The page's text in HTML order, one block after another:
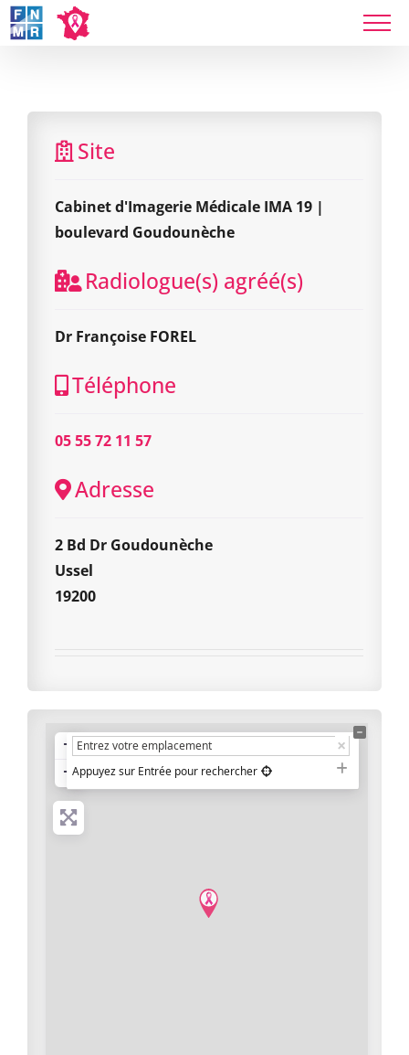
Skip
to
Site
Cabinet d'Imagerie Médicale IMA 19 |
boulevard Goudounèche
Radiologue(s) agréé(s)
Dr Françoise FOREL
Téléphone
05 55 72 11 57
Adresse
2 Bd Dr Goudounèche
Ussel
19200
+
−Appuyez sur Entrée pour rechercher